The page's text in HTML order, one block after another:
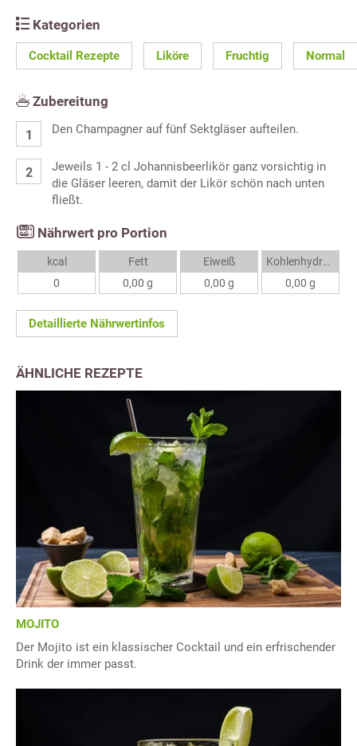
Kategorien
Cocktail Rezepte Liköre Fruchtig Normal
Zubereitung
Den Champagner auf fünf Sektgläser aufteilen.
Jeweils 1 - 2 cl Johannisbeerlikör ganz vorsichtig in
die Gläser leeren, damit der Likör schön nach unten
fließt.
Nährwert pro Portion
kcal
0
Fett
0,00 g
Eiweiß
0,00 g
Kohlenhydrate
0,00 g
Detaillierte Nährwertinfos
ÄHNLICHE REZEPTE
MOJITO
Der Mojito ist ein klassischer Cocktail und ein erfrischender
Drink der immer passt.